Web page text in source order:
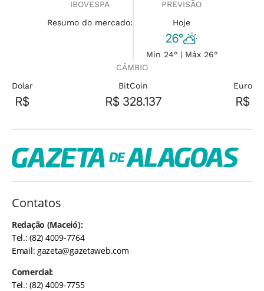
IBOVESPA
Resumo do mercado:
PREVISÃO
Hoje
26°
Min 24° | Máx 26°
CÂMBIO
Dolar
R$
BitCoin
R$ 328.137
Euro
R$
Contatos
Redação (Maceió):
Tel.: (82) 4009-7764
Email:gazeta@gazetaweb.com
Comercial:
Tel.: (82) 4009-7755